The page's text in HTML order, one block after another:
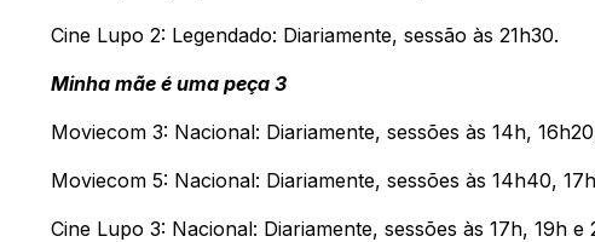
Cine Lupo 2: Legendado: Diariamente, sessão às 21h30.
Minha mãe é uma peça 3
Moviecom 3: Nacional: Diariamente, sessões às 14h,
Moviecom 5: Nacional: Diariamente, sessões às 14h40,
Cine Lupo 3: Nacional: Diariamente, sessões às 17h, 19h e